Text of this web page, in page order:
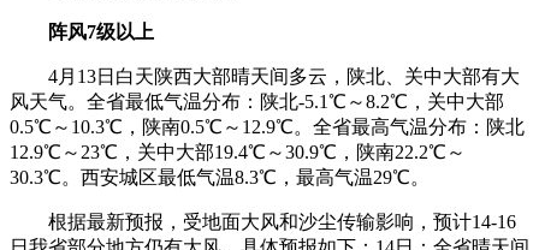
阵风7级以上
4月13日白天陕西大部晴天间多云，陕北、关中大部有大
风天气。全省最低气温分布：陕北-5.1℃～8.2℃，关中大部
0.5℃～10.3℃，陕南0.5℃～12.9℃。全省最高气温分布：陕北
12.9℃～23℃，关中大部19.4℃～30.9℃，陕南22.2℃～
30.3℃。西安城区最低气温8.3℃，最高气温29℃。
根据最新预报，受地面大风和沙尘传输影响，预计14-16